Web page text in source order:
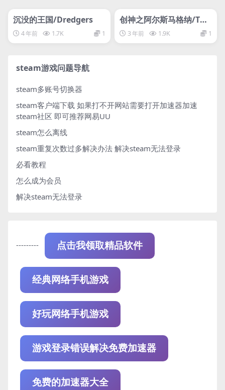
网盘下载游戏
沉没的王国/Dredgers
4 年前 1.7K 1
网盘下载游戏
创神之阿尔斯马格纳/The
Alchemist of Ars Magn
a
3 年前 1.9K 1
steam游戏问题导航
steam多账号切换器
steam客户端下载 如果打不开网站需要打开加速器加速
steam社区 即可推荐网易UU
steam怎么离线
steam重复次数过多解决办法 解决steam无法登录
必看教程
怎么成为会员
解决steam无法登录
--------- 点击我领取精品软件
经典网络手机游戏
好玩网络手机游戏
游戏登录错误解决免费加速器
免费的加速器大全